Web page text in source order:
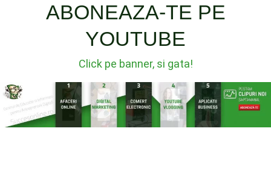
ABONEAZA-TE PE
YOUTUBE
Click pe banner, si gata!